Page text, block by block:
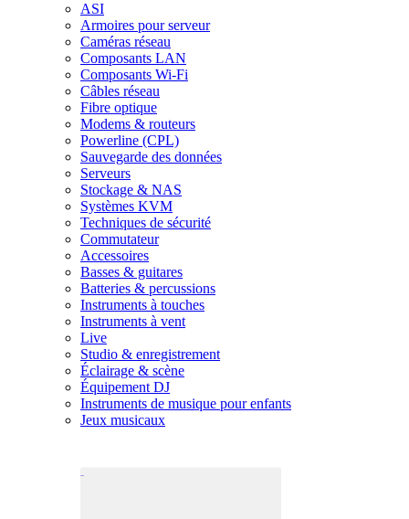
ASI
Armoires pour serveur
Caméras réseau
Composants LAN
Composants Wi-Fi
Câbles réseau
Fibre optique
Modems & routeurs
Powerline (CPL)
Sauvegarde des données
Serveurs
Stockage & NAS
Systèmes KVM
Techniques de sécurité
Commutateur
Accessoires
Basses & guitares
Batteries & percussions
Instruments à touches
Instruments à vent
Live
Studio & enregistrement
Éclairage & scène
Équipement DJ
Instruments de musique pour enfants
Jeux musicaux